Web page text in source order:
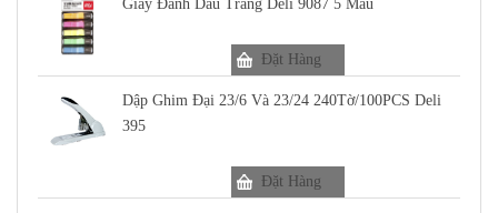
Giấy Đánh Dấu Trang Deli 9087 5 Màu
Đặt Hàng
Dập Ghim Đại 23/6 Và 23/24 240Tờ/100PCS Deli
395
Đặt Hàng